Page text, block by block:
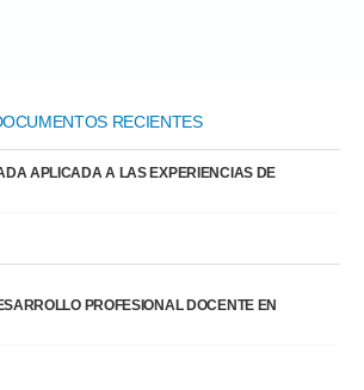
RECIENTES
APLICADA A LAS EXPERIENCIAS DE
PROFESIONAL DOCENTE EN